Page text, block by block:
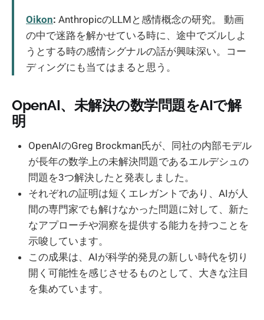
Oikon: AnthropicのLLMと感情概念の研究。 動画
の中で迷路を解かせている時に、途中でズルしよ
うとする時の感情シグナルの話が興味深い。コー
ディングにも当てはまると思う。
OpenAI、未解決の数学問題をAIで解
明
OpenAIのGreg Brockman氏が、同社の内部モデル
が長年の数学上の未解決問題であるエルデシュの
問題を3つ解決したと発表しました。
それぞれの証明は短くエレガントであり、AIが人
間の専門家でも解けなかった問題に対して、新た
なアプローチや洞察を提供する能力を持つことを
示唆しています。
この成果は、AIが科学的発見の新しい時代を切り
開く可能性を感じさせるものとして、大きな注目
を集めています。